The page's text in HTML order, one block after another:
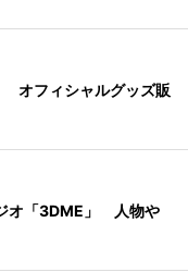
オフィシャルグッズ販
オ「3DME」 人物や